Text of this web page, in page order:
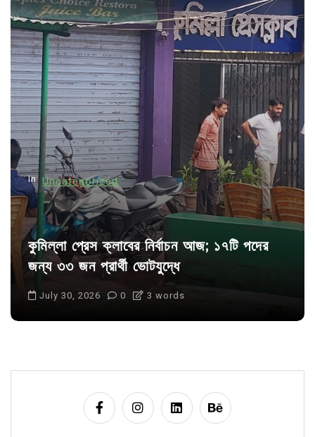
v
i
g
a
t
i
o
n
In Uncategorized
কুমিল্লা প্রেস ক্লাবের নির্বাচন আজ; ১৭টি পদের
জন্য ৩৩ জন প্রার্থী ভোটযুদ্ধে
July 30, 2026 0 3 words